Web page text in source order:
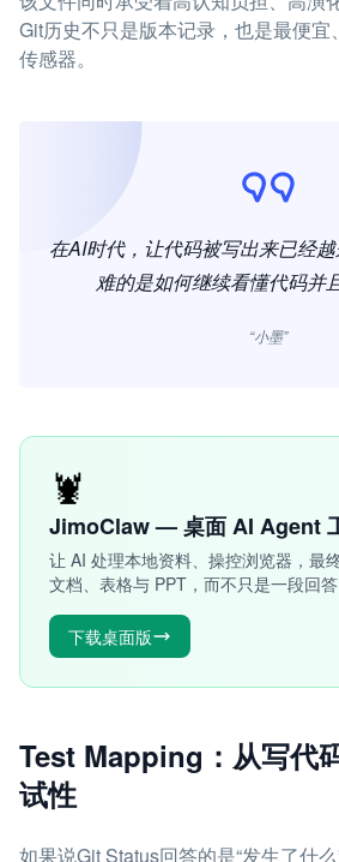
Git历史不只是版本记录，也是最便宜
传感器。
在AI时代，让代码被写出来已经
难的是如何继续看懂代码并
“小墨”
🦞
JimoClaw — 桌面 AI Agent
让 AI 处理本地资料、操控浏览器，最
文档、表格与 PPT，而不只是一段回答
下载桌面版
Test Mapping：从写代
试性
如果说Git Status回答的是“发生了什